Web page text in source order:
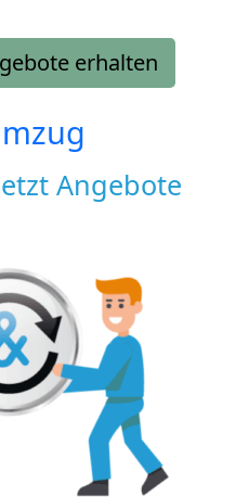
erhalten
Angebote